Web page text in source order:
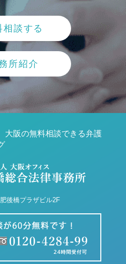
相談する
所紹介
阪の無料相談できる弁護
後橋プラザビル2F